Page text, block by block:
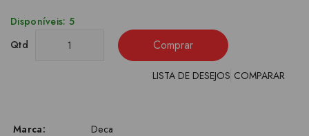
Disponíveis: 5
Qtd
Comprar
LISTA DE DESEJOS COMPARAR
Marca: Deca